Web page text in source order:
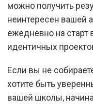
можно получить
неинтересен вашей
ежедневно на старт
идентичных
Если вы не
хотите быть
вашей школы,